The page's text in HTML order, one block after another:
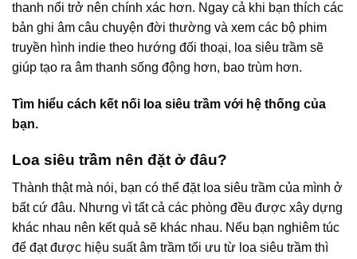
thanh nổi trở nên chính xác hơn. Ngay cả khi bạn thích các
bản ghi âm câu chuyện đời thường và xem các bộ phim
truyền hình indie theo hướng đối thoại, loa siêu trầm sẽ
giúp tạo ra âm thanh sống động hơn, bao trùm hơn.
Tìm hiểu cách kết nối loa siêu trầm với hệ thống của
bạn.
Loa siêu trầm nên đặt ở đâu?
Thành thật mà nói, bạn có thể đặt loa siêu trầm của mình ở
bất cứ đâu. Nhưng vì tất cả các phòng đều được xây dựng
khác nhau nên kết quả sẽ khác nhau. Nếu bạn nghiêm túc
để đạt được hiệu suất âm trầm tối ưu từ loa siêu trầm thì